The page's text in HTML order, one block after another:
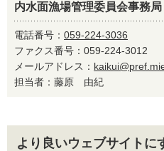
内水面漁場管理委員会事務局
電話番号： 059-224-3036
ファクス番号：059-224-3012
メールアドレス：
担当者：藤原 由紀
より良いウェブサイトに